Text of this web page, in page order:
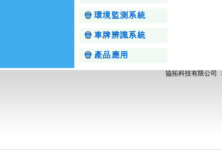
環境監測系統
車牌辨識系統
產品應用
協拓科技有限公司